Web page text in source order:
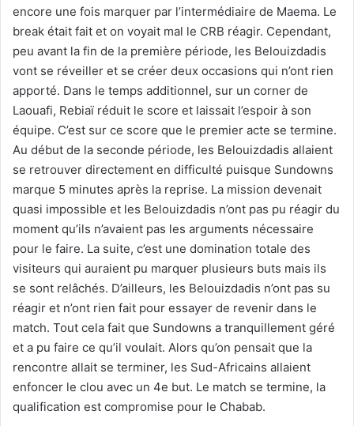
encore une fois marquer par l’intermédiaire de Maema. Le
break était fait et on voyait mal le CRB réagir. Cependant,
peu avant la fin de la première période, les Belouizdadis
vont se réveiller et se créer deux occasions qui n’ont rien
apporté. Dans le temps additionnel, sur un corner de
Laouafi, Rebiaï réduit le score et laissait l’espoir à son
équipe. C’est sur ce score que le premier acte se termine.
Au début de la seconde période, les Belouizdadis allaient
se retrouver directement en difficulté puisque Sundowns
marque 5 minutes après la reprise. La mission devenait
quasi impossible et les Belouizdadis n’ont pas pu réagir du
moment qu’ils n’avaient pas les arguments nécessaire
pour le faire. La suite, c’est une domination totale des
visiteurs qui auraient pu marquer plusieurs buts mais ils
se sont relâchés. D’ailleurs, les Belouizdadis n’ont pas su
réagir et n’ont rien fait pour essayer de revenir dans le
match. Tout cela fait que Sundowns a tranquillement géré
et a pu faire ce qu’il voulait. Alors qu’on pensait que la
rencontre allait se terminer, les Sud-Africains allaient
enfoncer le clou avec un 4e but. Le match se termine, la
qualification est compromise pour le Chabab.